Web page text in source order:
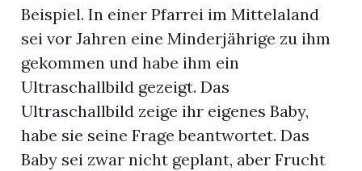
Beispiel. In einer Pfarrei im Mittelaland
sei vor Jahren eine Minderjährige zu ihm
gekommen und habe ihm ein
Ultraschallbild gezeigt. Das
Ultraschallbild zeige ihr eigenes Baby,
habe sie seine Frage beantwortet. Das
Baby sei zwar nicht geplant, aber Frucht